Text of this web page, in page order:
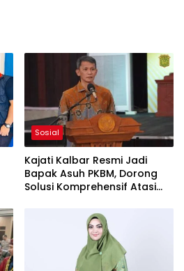
Sosial
Kajati Kalbar Resmi Jadi
Bapak Asuh PKBM, Dorong
Solusi Komprehensif Atasi